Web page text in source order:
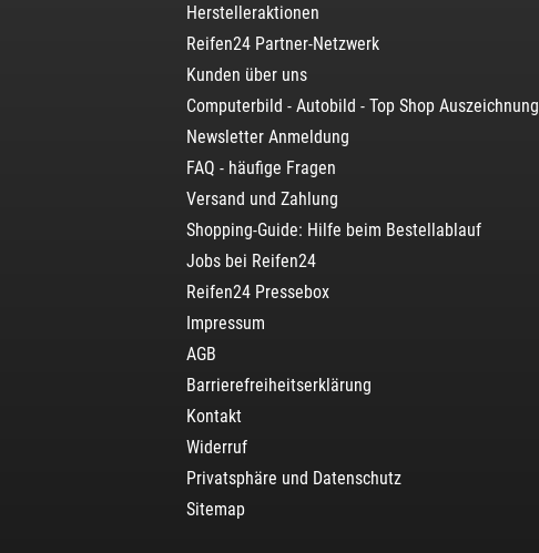
Herstelleraktionen
Reifen24 Partner-Netzwerk
Kunden über uns
Computerbild - Autobild - Top Shop Auszeichnung
Newsletter Anmeldung
FAQ - häufige Fragen
Versand und Zahlung
Shopping-Guide: Hilfe beim Bestellablauf
Jobs bei Reifen24
Reifen24 Pressebox
Impressum
AGB
Barrierefreiheitserklärung
Kontakt
Widerruf
Privatsphäre und Datenschutz
Sitemap